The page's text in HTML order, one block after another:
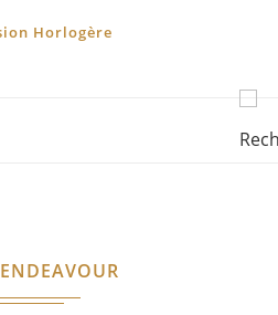
ENDEAVOUR